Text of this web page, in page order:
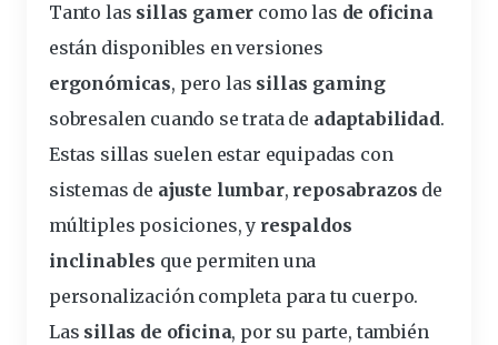
Tanto las sillas gamer como las de oficina
están disponibles en versiones
ergonómicas, pero las sillas gaming
sobresalen cuando se trata de adaptabilidad.
Estas sillas suelen estar equipadas con
sistemas de ajuste lumbar, reposabrazos de
múltiples posiciones, y respaldos
inclinables que permiten una
personalización completa para tu cuerpo.
Las sillas de oficina, por su parte, también